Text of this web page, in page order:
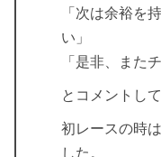
「次は余裕を
い」
「是非、また
とコメントし
初レースの時
した。